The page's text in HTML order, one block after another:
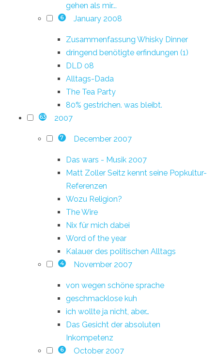
gehen als mir...
6 January 2008
Zusammenfassung Whisky Dinner
dringend benötigte erfindungen (1)
DLD 08
Alltags-Dada
The Tea Party
80% gestrichen. was bleibt.
63 2007
7 December 2007
Das wars - Musik 2007
Matt Zoller Seitz kennt seine Popkultur-
Referenzen
Wozu Religion?
The Wire
Nix für mich dabei
Word of the year
Kalauer des politischen Alltags
4 November 2007
von wegen schöne sprache
geschmacklose kuh
ich wollte ja nicht, aber…
Das Gesicht der absoluten
Inkompetenz
6 October 2007